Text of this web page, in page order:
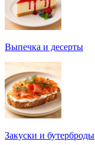
Выпечка и десерты
Закуски и бутерброды